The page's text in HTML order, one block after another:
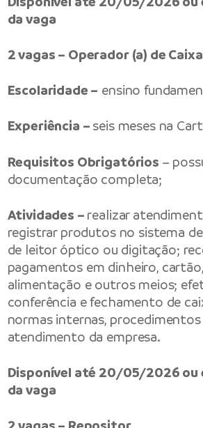
da vaga
2 vagas – Operador (a) de Caixa
Escolaridade – ensino
Experiência – seis meses na
Requisitos Obrigatórios –
documentação completa;
Atividades – realizar
registrar produtos no sistema
de leitor óptico ou digitação;
pagamentos em dinheiro,
alimentação e outros meios;
conferência e fechamento de
normas internas, procedimentos
atendimento da empresa.
Disponível até 20/05/2026 ou
da vaga